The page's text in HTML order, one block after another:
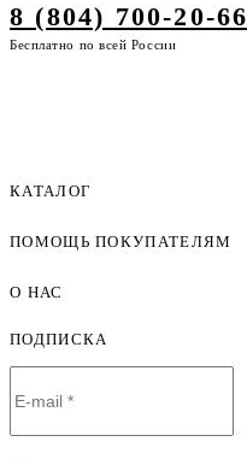
8 (804) 700-20-66
Бесплатно по всей России
КАТАЛОГ
Женская одежда оптом
Мужская одежда оптом
ПОМОЩЬ ПОКУПАТЕЛЯМ
Оплата и доставка
Договор-оферта
Условия сотрудничества
О НАС
ПОДПИСКА